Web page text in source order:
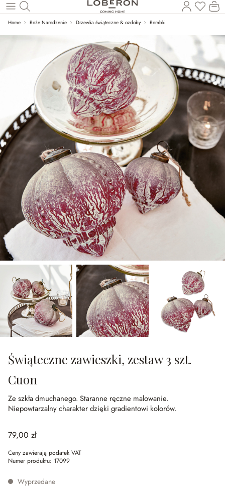
Wróć do wątku głównego
Masz
Home Boże Narodzenie Drzewka świąteczne & ozdoby Bombki
Świąteczne zawieszki, zestaw 3 szt.
Cuon
Ze szkła dmuchanego. Staranne ręczne malowanie.
Niepowtarzalny charakter dzięki gradientowi kolorów.
79,00 zł
Ceny zawierają podatek VAT
Numer produktu: 17099
Wyprzedane